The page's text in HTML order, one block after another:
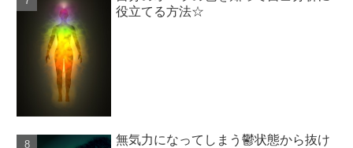
役立てる方法☆
無気力になってしまう鬱状態から抜け